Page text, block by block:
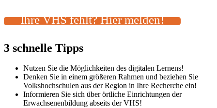
Ihre VHS fehlt? Hier melden!
3 schnelle Tipps
Nutzen Sie die Möglichkeiten des digitalen Lernens!
Denken Sie in einem größeren Rahmen und beziehen Sie
Volkshochschulen aus der Region in Ihre Recherche ein!
Informieren Sie sich über örtliche Einrichtungen der
Erwachsenenbildung abseits der VHS!